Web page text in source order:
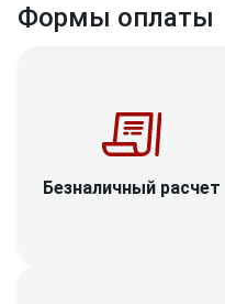
Формы оплаты
Безналичный расчет